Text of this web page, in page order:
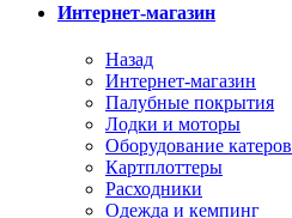
Интернет-магазин
Назад
Интернет-магазин
Палубные покрытия
Лодки и моторы
Оборудование катеров
Картплоттеры
Расходники
Одежда и кемпинг